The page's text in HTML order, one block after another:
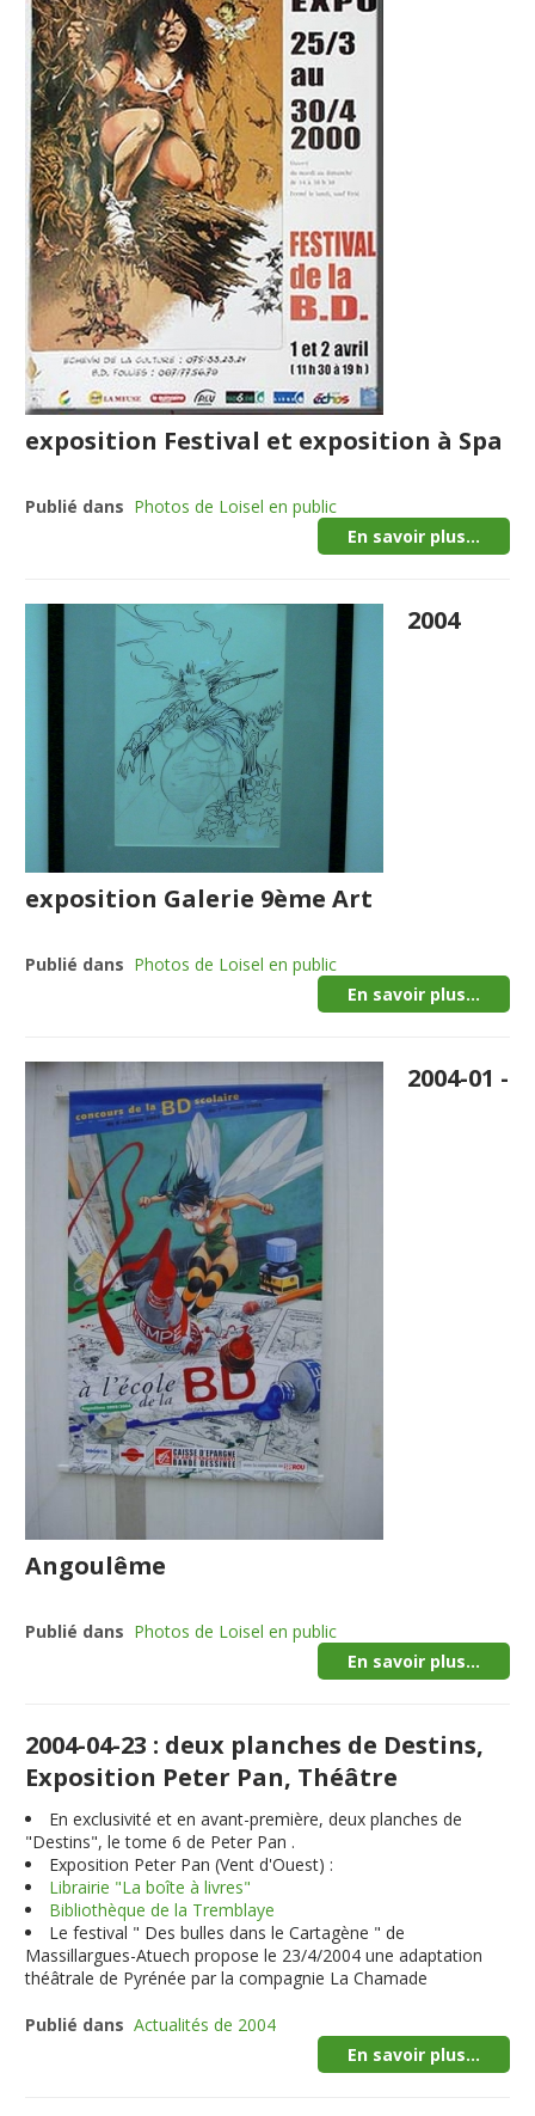
exposition Festival et exposition à Spa
Publié dans Photos de Loisel en public
En savoir plus...
2004
exposition Galerie 9ème Art
Publié dans Photos de Loisel en public
En savoir plus...
2004-01 -
Angoulême
Publié dans Photos de Loisel en public
En savoir plus...
2004-04-23 : deux planches de Destins,
Exposition Peter Pan, Théâtre
En exclusivité et en avant-première,deux planches de
"Destins", le tome 6 de Peter Pan .
Exposition Peter Pan (Vent d'Ouest) :
Librairie "La boîte à livres"
Bibliothèque de la Tremblaye
Le festival " Des bulles dans le Cartagène " de
Massillargues-Atuech propose le 23/4/2004 une adaptation
théâtrale de Pyrénée par la compagnie La Chamade
Publié dans Actualités de 2004
En savoir plus...